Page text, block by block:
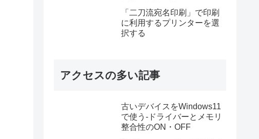
「二刀流宛名印刷」で印刷
に利用するプリンターを選
択する
アクセスの多い記事
古いデバイスをWindows11
で使う-ドライバーとメモリ
整合性のON・OFF